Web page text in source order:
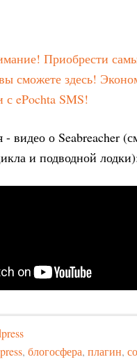
Приобрести
сможете здесь!
с ePochta SMS!
- видео о Seabreacher
и подводной
,блогосфера,плагин,